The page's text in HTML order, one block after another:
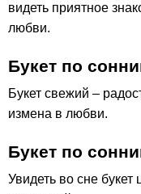
видеть приятное
любви.
Букет по
Букет свежий –
измена в любви.
Букет по
Увидеть во сне